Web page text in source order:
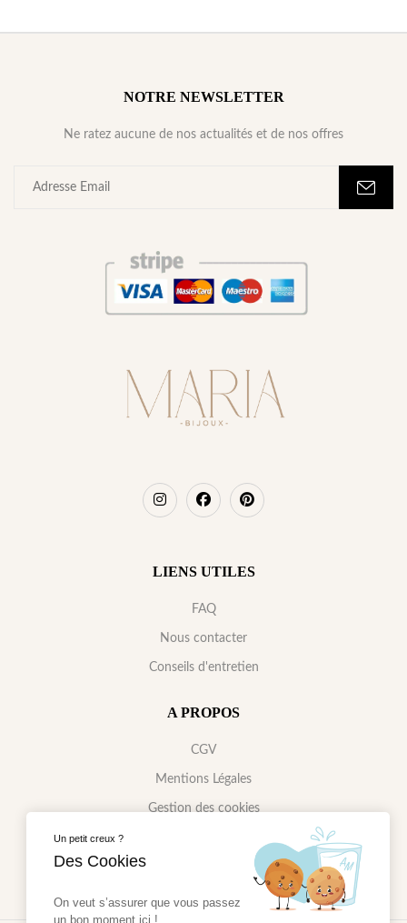
NOTRE NEWSLETTER
Ne ratez aucune de nos actualités et de nos offres
LIENS UTILES
FAQ
Nous contacter
Conseils d'entretien
A PROPOS
CGV
Mentions Légales
Gestion des cookies
Un petit creux ?
Des Cookies
On veut s’assurer que vous passez
un bon moment ici !